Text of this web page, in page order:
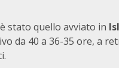
stato quello avviato in
da 40 a 36-35 ore, a